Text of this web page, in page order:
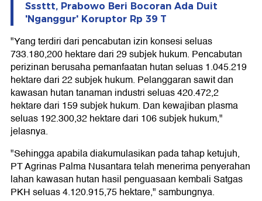
Sssttt, Prabowo Beri Bocoran Ada Duit
'Nganggur' Koruptor Rp 39 T
"Yang terdiri dari pencabutan izin konsesi seluas
733.180,200 hektare dari 29 subjek hukum. Pencabutan
perizinan berusaha pemanfaatan hutan seluas 1.045.219
hektare dari 22 subjek hukum. Pelanggaran sawit dan
kawasan hutan tanaman industri seluas 420.472,2
hektare dari 159 subjek hukum. Dan kewajiban plasma
seluas 192.300,32 hektare dari 106 subjek hukum,"
jelasnya.
"Sehingga apabila diakumulasikan pada tahap ketujuh,
PT Agrinas Palma Nusantara telah menerima penyerahan
lahan kawasan hutan hasil penguasaan kembali Satgas
PKH seluas 4.120.915,75 hektare," sambungnya.